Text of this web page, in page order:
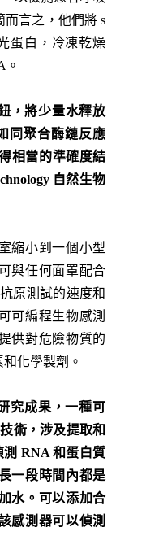
而言之，他們將 s
蛋白，冷凍乾燥
。
，將少量水釋放
同聚合酶鏈反應
相當的準確度結
自然生物
縮小到一個小型
與任何面罩配合
原測試的速度和
可編程生物感測
供對危險物質的
化學製劑。
究成果，一種可
術，涉及提取和
RNA 和蛋白質
一段時間內都是
水。可以添加合
感測器可以偵測